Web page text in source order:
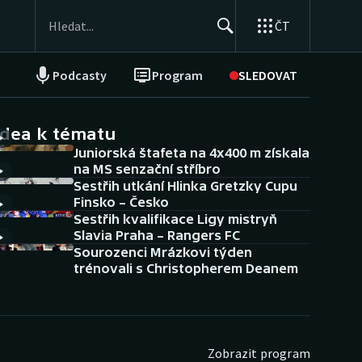
ČT
Podcasty Program SLEDOVAT
NEPŘEHLÉDNĚTE
Historické návraty
Aplikace ČT sport
AZ kvíz
k tématu
Juniorská štafeta na 4x400 m získala
na MS senzační stříbro
Sestřih utkání Hlinka Gretzky Cupu
Finsko – Česko
Sestřih kvalifikace Ligy mistryň
Slavia Praha – Rangers FC
Sourozenci Mrázkovi týden
trénovali s Christopherem Deanem
Zobrazit program